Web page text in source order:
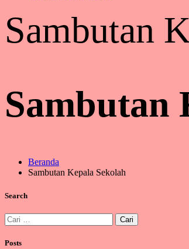
Sambutan
Sambutan
Beranda
Sambutan Kepala Sekolah
Search
Cari
untuk:
Posts